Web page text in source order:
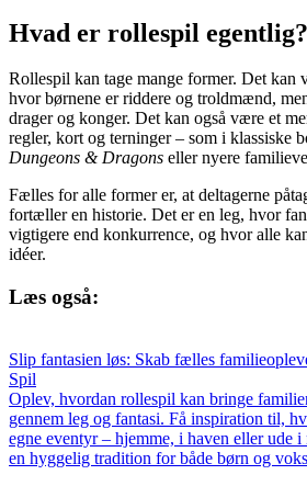
Hvad er rollespil egentlig?
Rollespil kan tage mange former. Det kan
hvor børnene er riddere og troldmænd,
drager og konger. Det kan også være et
regler, kort og terninger – som i klassiske
Dungeons & Dragons eller nyere
Fælles for alle former er, at deltagerne
fortæller en historie. Det er en leg, hvor
vigtigere end konkurrence, og hvor alle
idéer.
Læs også:
Slip fantasien løs: Skab fælles
Spil
Oplev, hvordan rollespil kan bringe
gennem leg og fantasi. Få inspiration til,
egne eventyr – hjemme, i haven eller ude
en hyggelig tradition for både børn og